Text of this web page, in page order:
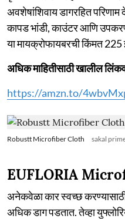
अवशेषांशिवाय डागरहित
कापड भांडी, काउंटर आणि
या मायक्रोफायबरची किंमत
अधिक माहितीसाठी खालील
https://amzn.to/
Robustt Microfiber Cloth sakal
EUFLORIA
अनेकवेळा कार स्वच्छ
अधिक डाग पडतात. तेव्हा